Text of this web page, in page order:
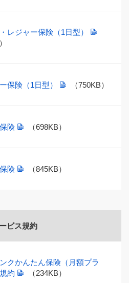
レジャー保険（1日型）
保険（1日型） （750KB）
険 （698KB）
険 （845KB）
ビス規約
クかんたん保険（月額プラ
約
（234KB）